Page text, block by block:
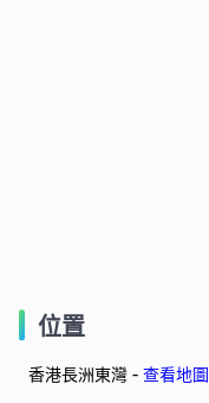
位置
香港長洲東灣 - 查看地圖